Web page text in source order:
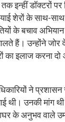
इन्हीं डॉक्टरों पर
शेरों के साथ-
के बचाव अभियान
हैं। उन्होंने जोर
का इलाज करना
ने प्रशासन
थी। उनकी मांग
के अनुभव वाले